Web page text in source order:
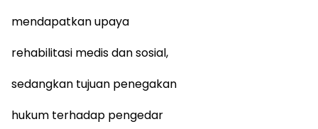
mendapatkan upaya
rehabilitasi medis dan sosial,
sedangkan tujuan penegakan
hukum terhadap pengedar